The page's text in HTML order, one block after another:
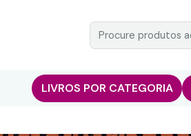
LIVROS POR CATEGORIA